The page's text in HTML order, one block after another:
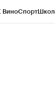
ВиноСпорт